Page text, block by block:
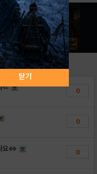
∈ 0
0
요⇔ 0
닫기